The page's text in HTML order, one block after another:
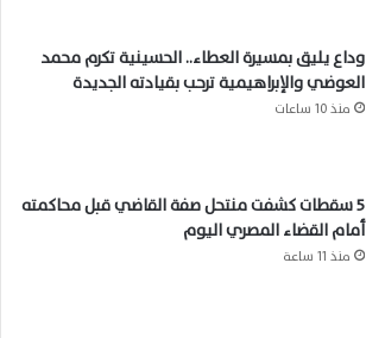
وداع يليق بمسيرة العطاء.. الحسينية تكرم محمد
العوضي والإبراهيمية ترحب بقيادته الجديدة
منذ 10 ساعات
5 سقطات كشفت منتحل صفة القاضي قبل محاكمته
أمام القضاء المصري اليوم
منذ 11 ساعة